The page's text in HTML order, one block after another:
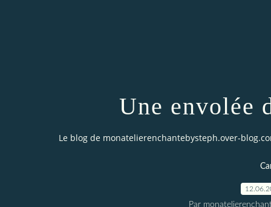
Une envolée
Le blog de monatelierenchantebysteph.over-
Par